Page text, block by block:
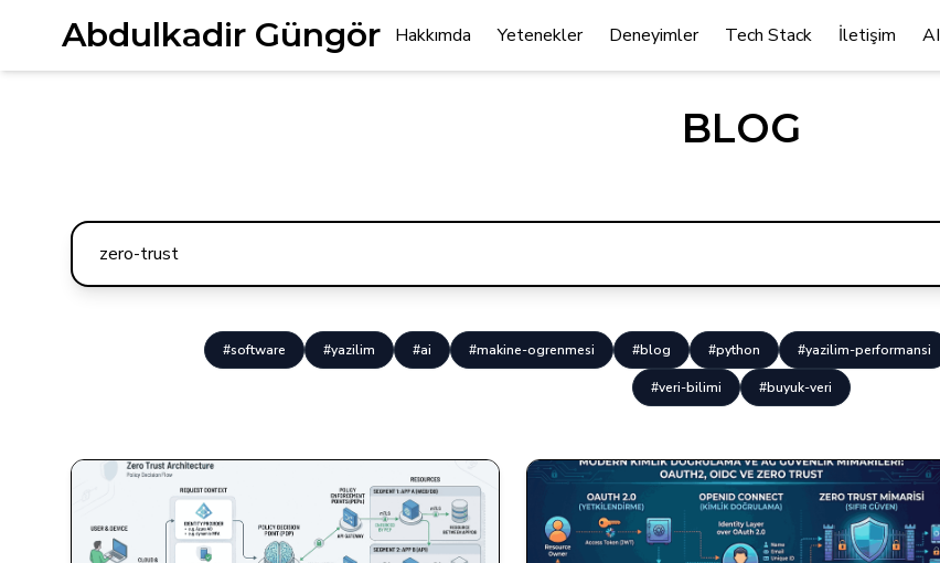
Abdulkadir Güngör Hakkımda Yetenekler Deneyimler Tech Stack İletişim AI
BLOG
#software #yazilim #ai #makine-ogrenmesi #blog #python #yazilim-performansi
#veri-bilimi #buyuk-veri